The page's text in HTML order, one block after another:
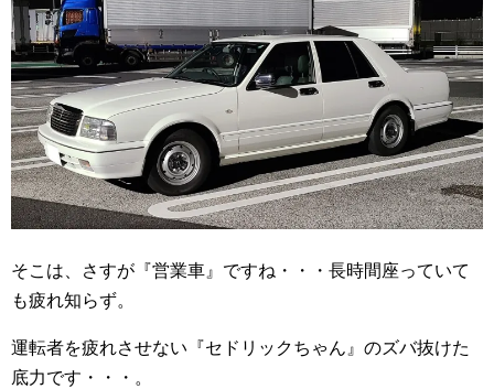
そこは、さすが『営業車』ですね・・・長時間座っていて
も疲れ知らず。
運転者を疲れさせない『セドリックちゃん』のズバ抜けた
底力です・・・。